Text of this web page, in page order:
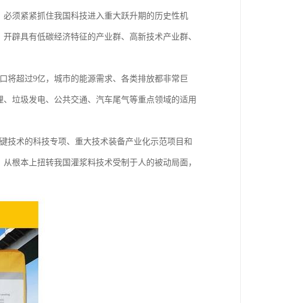
须紧紧抓住我国科技进入重大跃升期的历史性机
辟具有低碳经济特征的产业群、高新技术产业群、
将超过9亿，城市的能源需求、各类排放都非常巨
垃圾发电、公共交通、汽车尾气等重点领域的适用
技术的科技专项、重大技术装备产业化示范项目和
根本上扭转我国灌浆料技术受制于人的被动局面，